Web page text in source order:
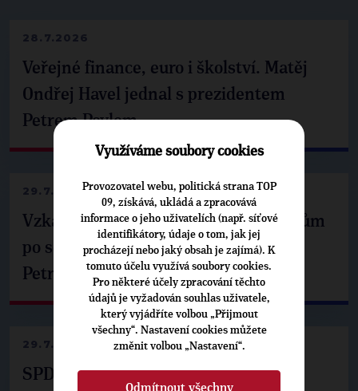
28.7.2026
Veřejné finance, euro i školství. Matěj
Ondřej Havel jednal s prezidentem
Petrem Pavlem
29.7.2026
Vzkaz Matěje Ondřeje Havla příznivcům
po setkání s prezidentem republiky
Petrem Pavlem
29.7.2026
SPD už není ve zprávě o extremismu.
Využíváme soubory cookies
Provozovatel webu, politická strana TOP
09, získává, ukládá a zpracovává
informace o jeho uživatelích (např. síťové
identifikátory, údaje o tom, jak jej
procházejí nebo jaký obsah je zajímá). K
tomuto účelu využívá soubory cookies.
Pro některé účely zpracování těchto
údajů je vyžadován souhlas uživatele,
který vyjádříte volbou „Přijmout
všechny“. Nastavení cookies můžete
změnit volbou „Nastavení“.
Odmítnout všechny